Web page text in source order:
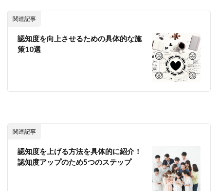
関連記事
認知度を向上させるための具体的な施
策10選
関連記事
認知度を上げる方法を具体的に紹介！
認知度アップのため5つのステップ